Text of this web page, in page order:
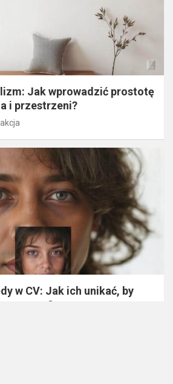
Jak wprowadzić prostotę
i przestrzeni?
w CV: Jak ich unikać, by
pracę?